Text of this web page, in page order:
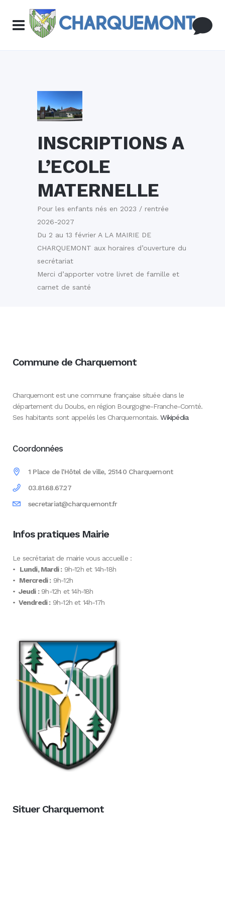
INSCRIPTIONS A
L’ECOLE
MATERNELLE
Pour les enfants nés en 2023 / rentrée
2026-2027
Du 2 au 13 février A LA MAIRIE DE
CHARQUEMONT aux horaires d’ouverture du
secrétariat
Merci d’apporter votre livret de famille et
carnet de santé
Commune de Charquemont
Charquemont est une commune française située dans le
département du Doubs, en région Bourgogne-Franche-Comté.
Ses habitants sont appelés les Charquemontais.Wikipédia
Coordonnées
1 Place de l'Hôtel de ville, 25140 Charquemont
03.81.68.67.27
secretariat@charquemont.fr
Infos pratiques Mairie
Le secrétariat de mairie vous accueille :
• Lundi, Mardi :9h-12h et 14h-18h
• Mercredi :9h-12h
• Jeudi :9h-12h et 14h-18h
• Vendredi :9h-12h et 14h-17h
Situer Charquemont